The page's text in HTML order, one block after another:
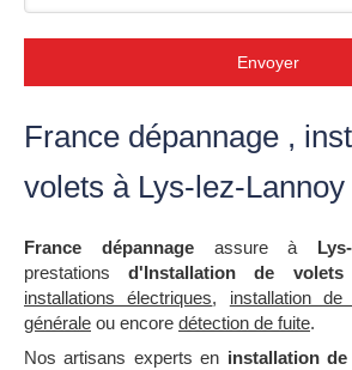
Envoyer
France dépannage ,
volets à Lys-lez-Lannoy
France dépannage assure à
prestations d'Installation de volets
installations électriques, installation de
générale ou encore détection de fuite.
Nos artisans experts en installation